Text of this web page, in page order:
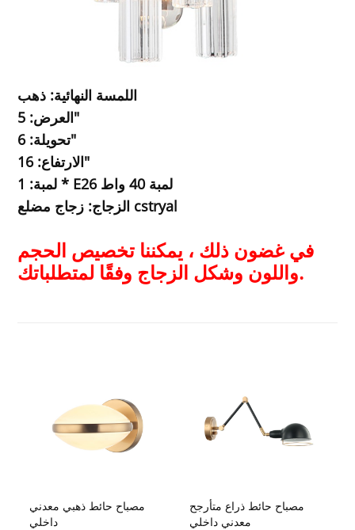
اللمسة النهائية: ذهب
العرض: 5"
تحويلة: 6"
الارتفاع: 16"
لمبة: 1 * E26 لمبة 40 واط
الزجاج: زجاج مضلع cstryal
في غضون ذلك ، يمكننا تخصيص الحجم
واللون وشكل الزجاج وفقًا لمتطلباتك.
مصباح حائط ذهبي معدني
داخلي
مصباح حائط ذراع متأرجح
معدني داخلي